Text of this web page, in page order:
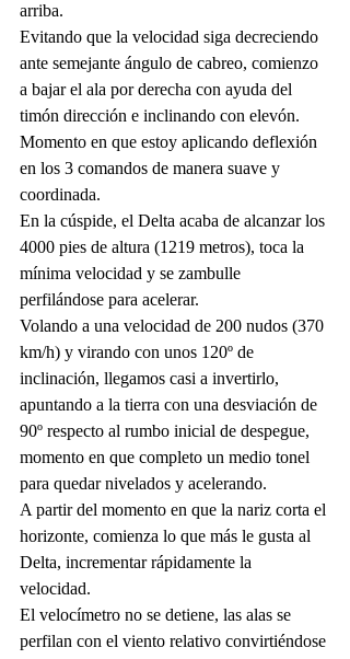
arriba.
Evitando que la velocidad siga decreciendo
ante semejante ángulo de cabreo, comienzo
a bajar el ala por derecha con ayuda del
timón dirección e inclinando con elevón.
Momento en que estoy aplicando deflexión
en los 3 comandos de manera suave y
coordinada.
En la cúspide, el Delta acaba de alcanzar los
4000 pies de altura (1219 metros), toca la
mínima velocidad y se zambulle
perfilándose para acelerar.
Volando a una velocidad de 200 nudos (370
km/h) y virando con unos 120º de
inclinación, llegamos casi a invertirlo,
apuntando a la tierra con una desviación de
90º respecto al rumbo inicial de despegue,
momento en que completo un medio tonel
para quedar nivelados y acelerando.
A partir del momento en que la nariz corta el
horizonte, comienza lo que más le gusta al
Delta, incrementar rápidamente la
velocidad.
El velocímetro no se detiene, las alas se
perfilan con el viento relativo convirtiéndose